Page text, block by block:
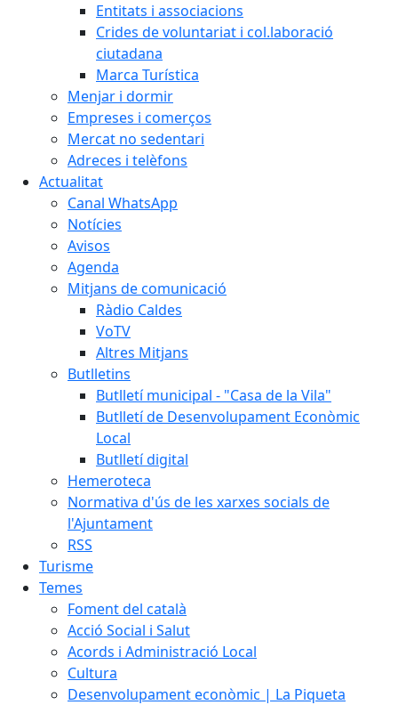
Entitats i associacions
Crides de voluntariat i col.laboració
ciutadana
Marca Turística
Menjar i dormir
Empreses i comerços
Mercat no sedentari
Adreces i telèfons
Actualitat
Canal WhatsApp
Notícies
Avisos
Agenda
Mitjans de comunicació
Ràdio Caldes
VoTV
Altres Mitjans
Butlletins
Butlletí municipal - "Casa de la Vila"
Butlletí de Desenvolupament Econòmic
Local
Butlletí digital
Hemeroteca
Normativa d'ús de les xarxes socials de
l'Ajuntament
RSS
Turisme
Temes
Foment del català
Acció Social i Salut
Acords i Administració Local
Cultura
Desenvolupament econòmic | La Piqueta